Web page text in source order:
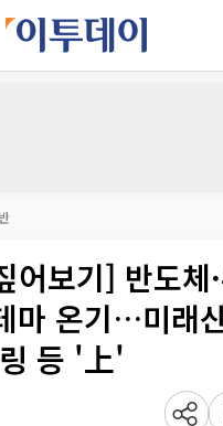
어보기] 반도체
마 온기…미래
등 '上'